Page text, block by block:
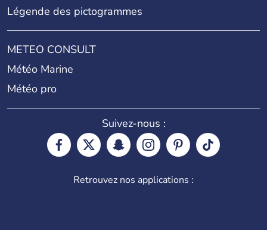
Légende des pictogrammes
METEO CONSULT
Météo Marine
Météo pro
Suivez-nous :
Retrouvez nos applications :